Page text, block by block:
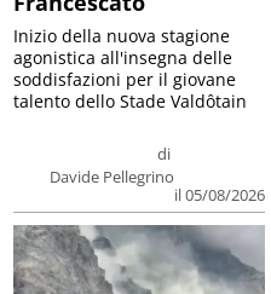
di
Davide Pellegrino
il 05/08/2026
Inizio della nuova stagione
agonistica all'insegna delle
soddisfazioni per il giovane
talento dello Stade Valdôtain